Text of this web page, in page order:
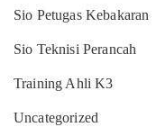
Sio Petugas Kebakaran
Sio Teknisi Perancah
Training Ahli K3
Uncategorized